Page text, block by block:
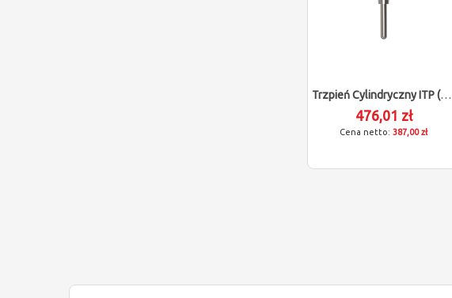
Trzpień Cylindryczny ITP (M2/L15/D1,5)
476,01 zł
387,00 zł